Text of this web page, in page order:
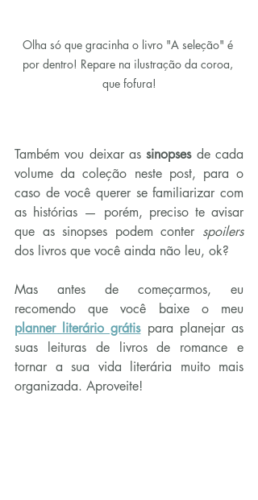
Olha só que gracinha o livro "A seleção" é
por dentro! Repare na ilustração da coroa,
que fofura!
Também vou deixar as sinopses de cada
volume da coleção neste post, para o
caso de você querer se familiarizar com
as histórias — porém, preciso te avisar
que as sinopses podem conter spoilers
dos livros que você ainda não leu, ok?
Mas antes de começarmos, eu
planner literário grátis para planejar as
suas leituras de livros de romance e
tornar a sua vida literária muito mais
organizada. Aproveite!